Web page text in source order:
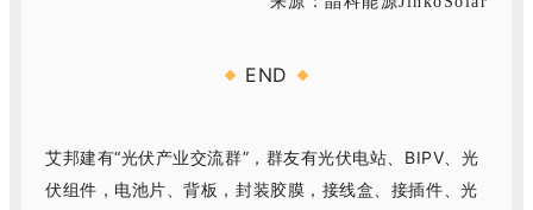
END
艾邦建有“光伏产业交流群”，群友有光伏电站、BIPV、光
伏组件，电池片、背板，封装胶膜，接线盒、接插件、光